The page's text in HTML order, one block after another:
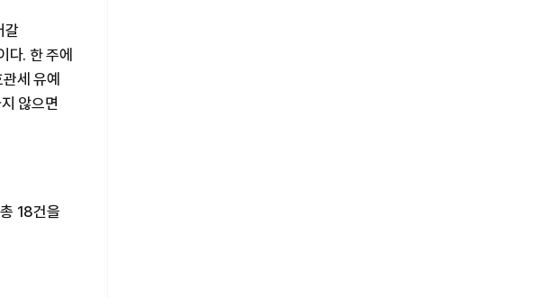
갈
다. 한 주에
세 유예
않으면
18건을